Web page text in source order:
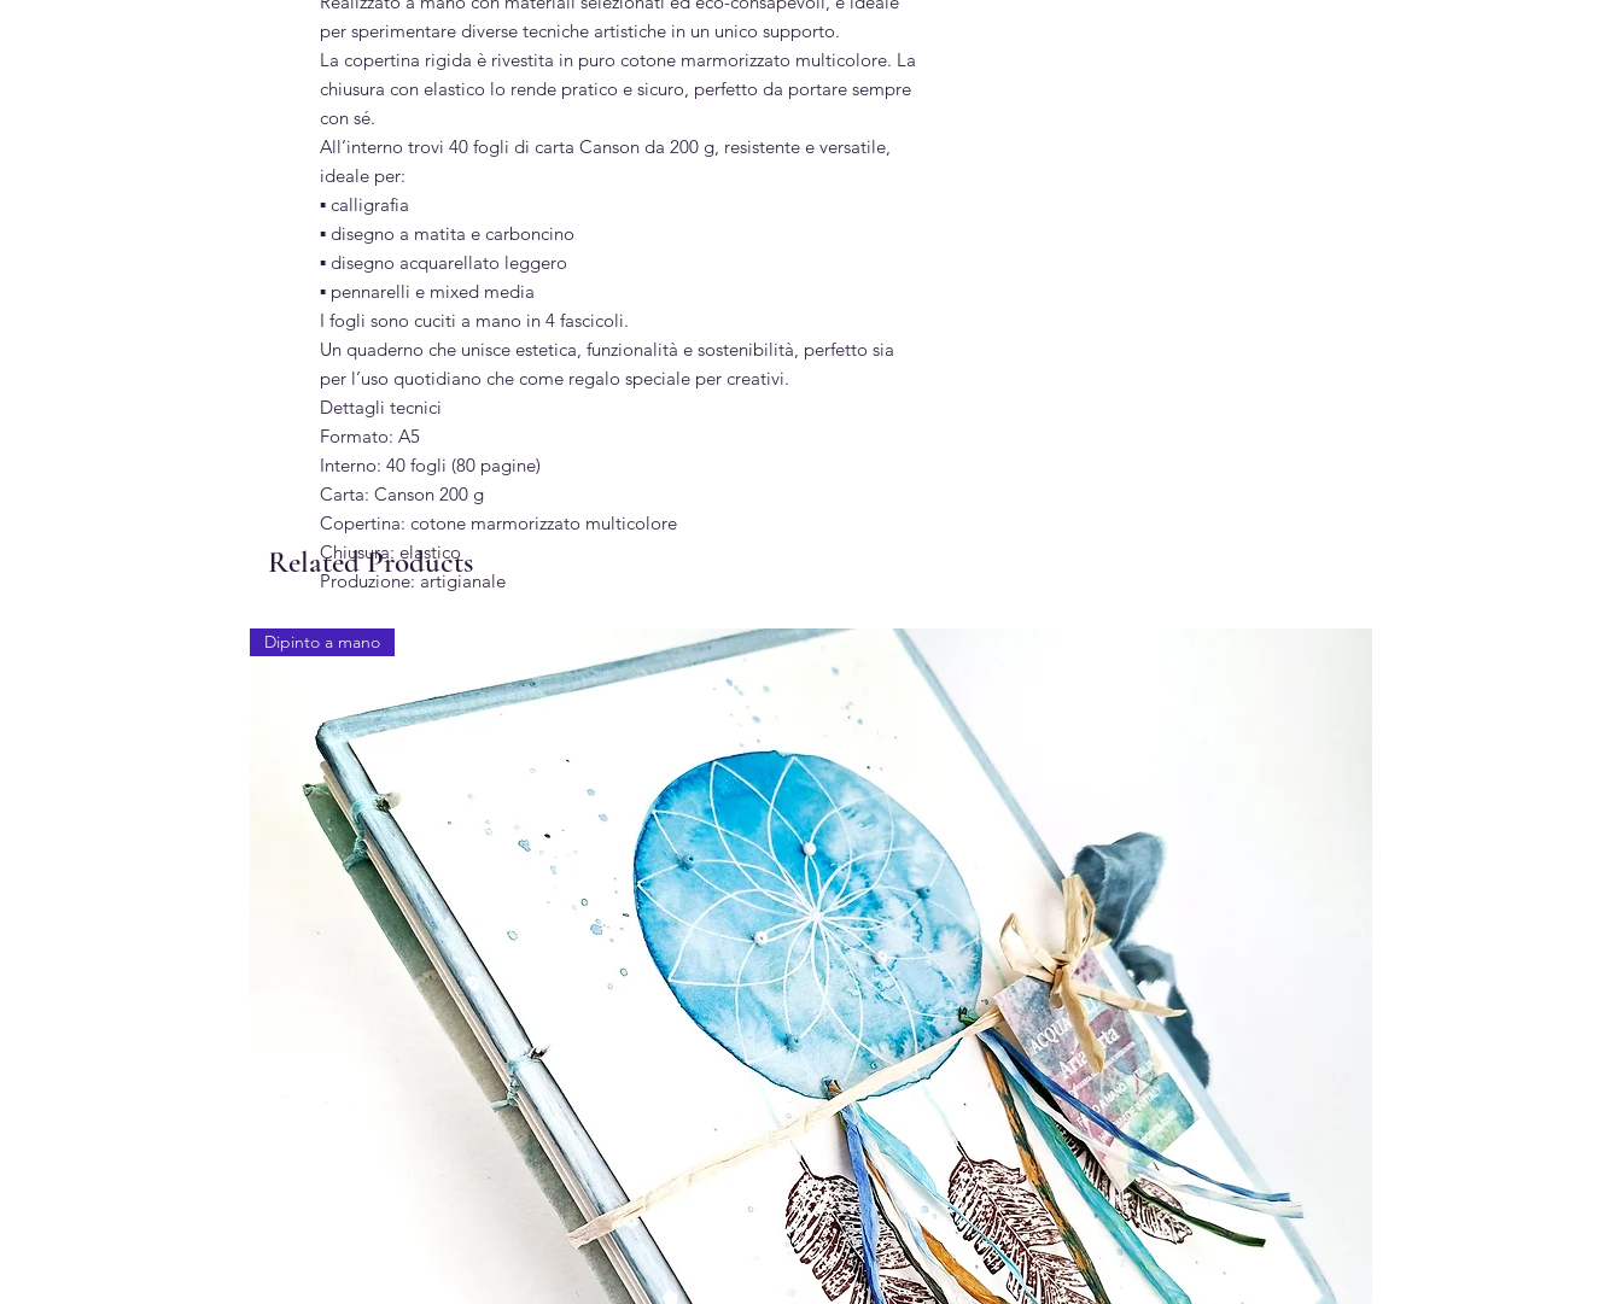
per sperimentare diverse tecniche artistiche in un unico supporto.
La copertina rigida è rivestita in puro cotone marmorizzato multicolore. La
chiusura con elastico lo rende pratico e sicuro, perfetto da portare sempre
con sé.
All’interno trovi 40 fogli di carta Canson da 200 g, resistente e versatile,
ideale per:
▪︎ calligrafia
▪︎ disegno a matita e carboncino
▪︎ disegno acquarellato leggero
▪︎ pennarelli e mixed media
I fogli sono cuciti a mano in 4 fascicoli.
Un quaderno che unisce estetica, funzionalità e sostenibilità, perfetto sia
per l’uso quotidiano che come regalo speciale per creativi.
Dettagli tecnici
Formato: A5
Interno: 40 fogli (80 pagine)
Carta: Canson 200 g
Copertina: cotone marmorizzato multicolore
Chiusura: elastico
Produzione: artigianale
Related Products
Dipinto a mano